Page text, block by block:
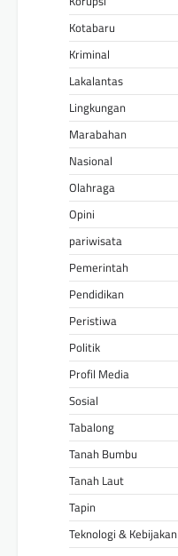
Kotabaru
Kriminal
Lakalantas
Lingkungan
Marabahan
Nasional
Olahraga
Opini
pariwisata
Pemerintah
Pendidikan
Peristiwa
Politik
Profil Media
Sosial
Tabalong
Tanah Bumbu
Tanah Laut
Tapin
Teknologi & Kebijakan